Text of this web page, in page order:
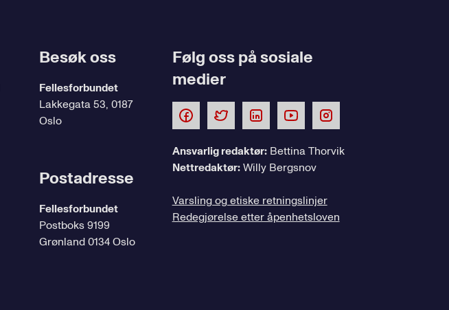
Besøk oss
Fellesforbundet
Lakkegata 53, 0187
Oslo
Postadresse
Fellesforbundet
Postboks 9199
Grønland 0134 Oslo
Følg oss på sosiale
medier
Ansvarlig redaktør:Bettina Thorvik
Nettredaktør:Willy Bergsnov
Varsling og etiske retningslinjer
Redegjørelse etter åpenhetsloven